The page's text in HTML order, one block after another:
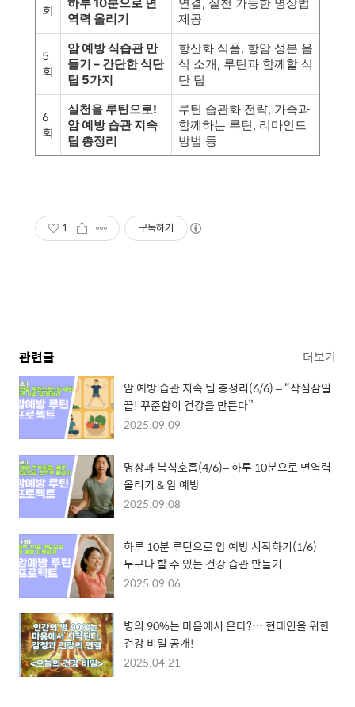
회
역력 올리기
제공
5
회
암 예방 식습관 만
들기 – 간단한 식단
팁 5가지
항산화 식품, 항암 성분 음
식 소개, 루틴과 함께할 식
단 팁
6
회
실천을 루틴으로!
암 예방 습관 지속
팁 총정리
루틴 습관화 전략, 가족과
함께하는 루틴, 리마인드
방법 등
1 구독하기
관련글 더보기
암 예방 습관 지속 팁 총정리(6/6) – “작심삼일
끝! 꾸준함이 건강을 만든다”
2025.09.09
명상과 복식호흡(4/6)– 하루 10분으로 면역력
올리기 & 암 예방
2025.09.08
하루 10분 루틴으로 암 예방 시작하기(1/6) –
누구나 할 수 있는 건강 습관 만들기
2025.09.06
병의 90%는 마음에서 온다?… 현대인을 위한
건강 비밀 공개!
2025.04.21